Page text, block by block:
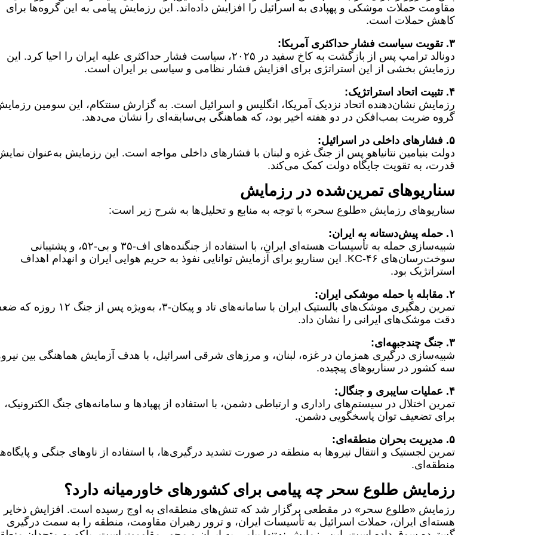
مقاومت حملات موشکی و پهپادی به اسرائیل را افزایش داده‌اند. این رزمایش پیامی به این گروه‌ها برای
کاهش حملات است.
۳. تقویت سیاست فشار حداکثری آمریکا:
دونالد ترامپ پس از بازگشت به کاخ سفید در ۲۰۲۵، سیاست فشار حداکثری علیه ایران را احیا کرد. این
رزمایش بخشی از این استراتژی برای افزایش فشار نظامی و سیاسی بر ایران است.
۴. تثبیت اتحاد استراتژیک:
رزمایش نشان‌دهنده اتحاد نزدیک آمریکا، انگلیس و اسرائیل است. به گزارش سنتکام، این سومین
گروه ضربت بمب‌افکن در دو هفته اخیر بود، که هماهنگی بی‌سابقه‌ای را نشان می‌دهد.
۵. فشارهای داخلی در اسرائیل:
دولت بنیامین نتانیاهو پس از جنگ غزه و لبنان با فشارهای داخلی مواجه است. این رزمایش به‌عنوان
قدرت، به تقویت جایگاه دولت کمک می‌کند.
سناریوهای تمرین‌شده در رزمایش
سناریوهای رزمایش «طلوع سحر» با توجه به منابع و تحلیل‌ها به شرح زیر است:
۱. حمله پیش‌دستانه به ایران:
شبیه‌سازی حمله به تأسیسات هسته‌ای ایران، با استفاده از جنگنده‌های اف-۳۵ و بی-۵۲، و پشتیبانی
سوخت‌رسان‌های KC-۴۶. این سناریو برای آزمایش توانایی نفوذ به حریم هوایی ایران و انهدام اهداف
استراتژیک بود.
۲. مقابله با حمله موشکی ایران:
تمرین رهگیری موشک‌های بالستیک ایران با سامانه‌های تاد و پیکان-۳، به‌ویژه پس از
دقت موشک‌های ایرانی را نشان داد.
۳. جنگ چندجبهه‌ای:
شبیه‌سازی درگیری همزمان در غزه، لبنان، و مرزهای شرقی اسرائیل، با هدف آزمایش هماهنگی بین
سه کشور در سناریوهای پیچیده.
۴. عملیات سایبری و جنگال:
تمرین اختلال در سیستم‌های راداری و ارتباطی دشمن، با استفاده از پهپادها و سامانه‌های جنگ الکترونیک،
برای تضعیف توان پاسخگویی دشمن.
۵. مدیریت بحران منطقه‌ای:
تمرین لجستیک و انتقال نیروها به منطقه در صورت تشدید درگیری‌ها، با استفاده از ناوهای جنگی و
منطقه‌ای.
رزمایش طلوع سحر چه پیامی برای کشورهای خاورمیانه دارد؟
رزمایش «طلوع سحر» در مقطعی برگزار شد که تنش‌های منطقه‌ای به اوج رسیده است. افزایش ذخایر
هسته‌ای ایران، حملات اسرائیل به تأسیسات ایران، و ترور رهبران مقاومت، منطقه را به سمت درگیری